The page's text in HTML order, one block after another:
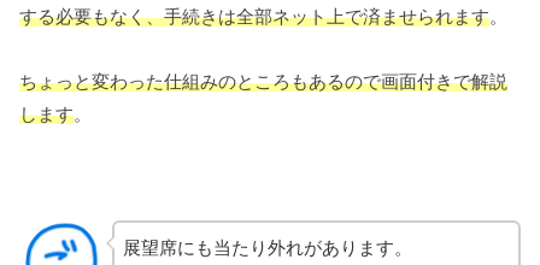
する必要もなく、手続きは全部ネット上で済ませられます。
ちょっと変わった仕組みのところもあるので画面付きで解説
します。
展望席にも当たり外れがあります。